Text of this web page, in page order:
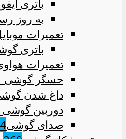
باتری
به روز
تعمیرات
باتری
تعمیرات
حسگر گوشی
داغ شدن
دوربین گوشی
صدای گوشی4